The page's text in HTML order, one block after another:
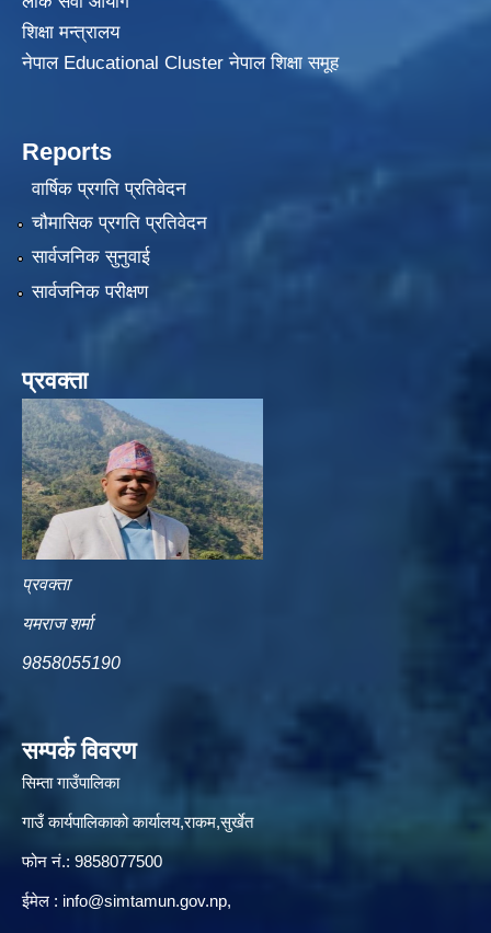
शिक्षा मन्त्रालय
नेपाल Educational Cluster नेपाल शिक्षा समूह
Reports
वार्षिक प्रगति प्रतिवेदन
चौमासिक प्रगति प्रतिवेदन
सार्वजनिक सुनुवाई
सार्वजनिक परीक्षण
प्रवक्ता
प्रवक्ता
यमराज शर्मा
9858055190
सम्पर्क विवरण
सिम्ता गाउँपालिका
गाउँ कार्यपालिकाको कार्यालय,राकम,सुर्खेत
फोन नं.: 9858077500
ईमेल‌ : info@simtamun.gov.np,